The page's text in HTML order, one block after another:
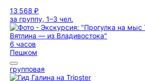
13 568 ₽
за группу, 1–3 чел.
6 часов
Пешком
групповая